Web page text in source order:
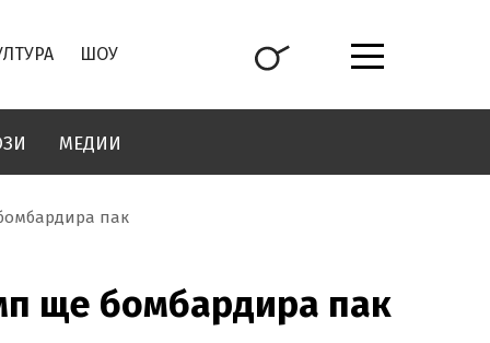
ШОУ
МЕДИИ
пак
ще бомбардира пак